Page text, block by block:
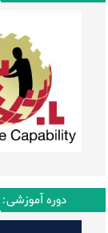
دوره آموزشی: